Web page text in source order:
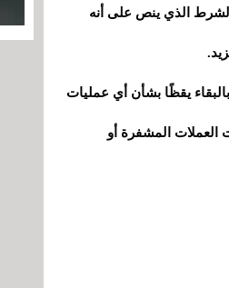
الشرط الذي ينص على أنه
يقظًا بشأن أي عمليات
العملات المشفرة أو